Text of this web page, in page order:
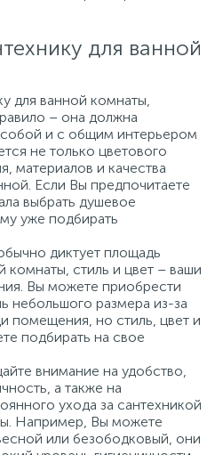
для ванной
для ванной комнаты,
– она должна
и с общим интерьером
не только цветового
материалов и качества
Если Вы предпочитаете
выбрать душевое
уже подбирать
диктует площадь
стиль и цвет – ваши
Вы можете приобрести
небольшого размера из-за
помещения, но стиль, цвет и
подбирать на свое
внимание на удобство,
а также на
ухода за сантехникой
Например, Вы можете
или безободковый, они